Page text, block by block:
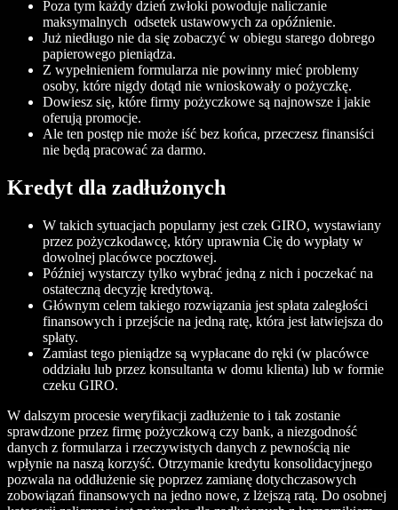
Poza tym każdy dzień zwłoki powoduje naliczanie
maksymalnych odsetek ustawowych za opóźnienie.
Już niedługo nie da się zobaczyć w obiegu starego dobrego
papierowego pieniądza.
Z wypełnieniem formularza nie powinny mieć problemy
osoby, które nigdy dotąd nie wnioskowały o pożyczkę.
Dowiesz się, które firmy pożyczkowe są najnowsze i jakie
oferują promocje.
Ale ten postęp nie może iść bez końca, przeczesz finansiści
nie będą pracować za darmo.
Kredyt dla zadłużonych
W takich sytuacjach popularny jest czek GIRO, wystawiany
przez pożyczkodawcę, który uprawnia Cię do wypłaty w
dowolnej placówce pocztowej.
Później wystarczy tylko wybrać jedną z nich i poczekać na
ostateczną decyzję kredytową.
Głównym celem takiego rozwiązania jest spłata zaległości
finansowych i przejście na jedną ratę, która jest łatwiejsza do
spłaty.
Zamiast tego pieniądze są wypłacane do ręki (w placówce
oddziału lub przez konsultanta w domu klienta) lub w formie
czeku GIRO.
W dalszym procesie weryfikacji zadłużenie to i tak zostanie
sprawdzone przez firmę pożyczkową czy bank, a niezgodność
danych z formularza i rzeczywistych danych z pewnością nie
wpłynie na naszą korzyść. Otrzymanie kredytu konsolidacyjnego
pozwala na oddłużenie się poprzez zamianę dotychczasowych
zobowiązań finansowych na jedno nowe, z lżejszą ratą. Do osobnej